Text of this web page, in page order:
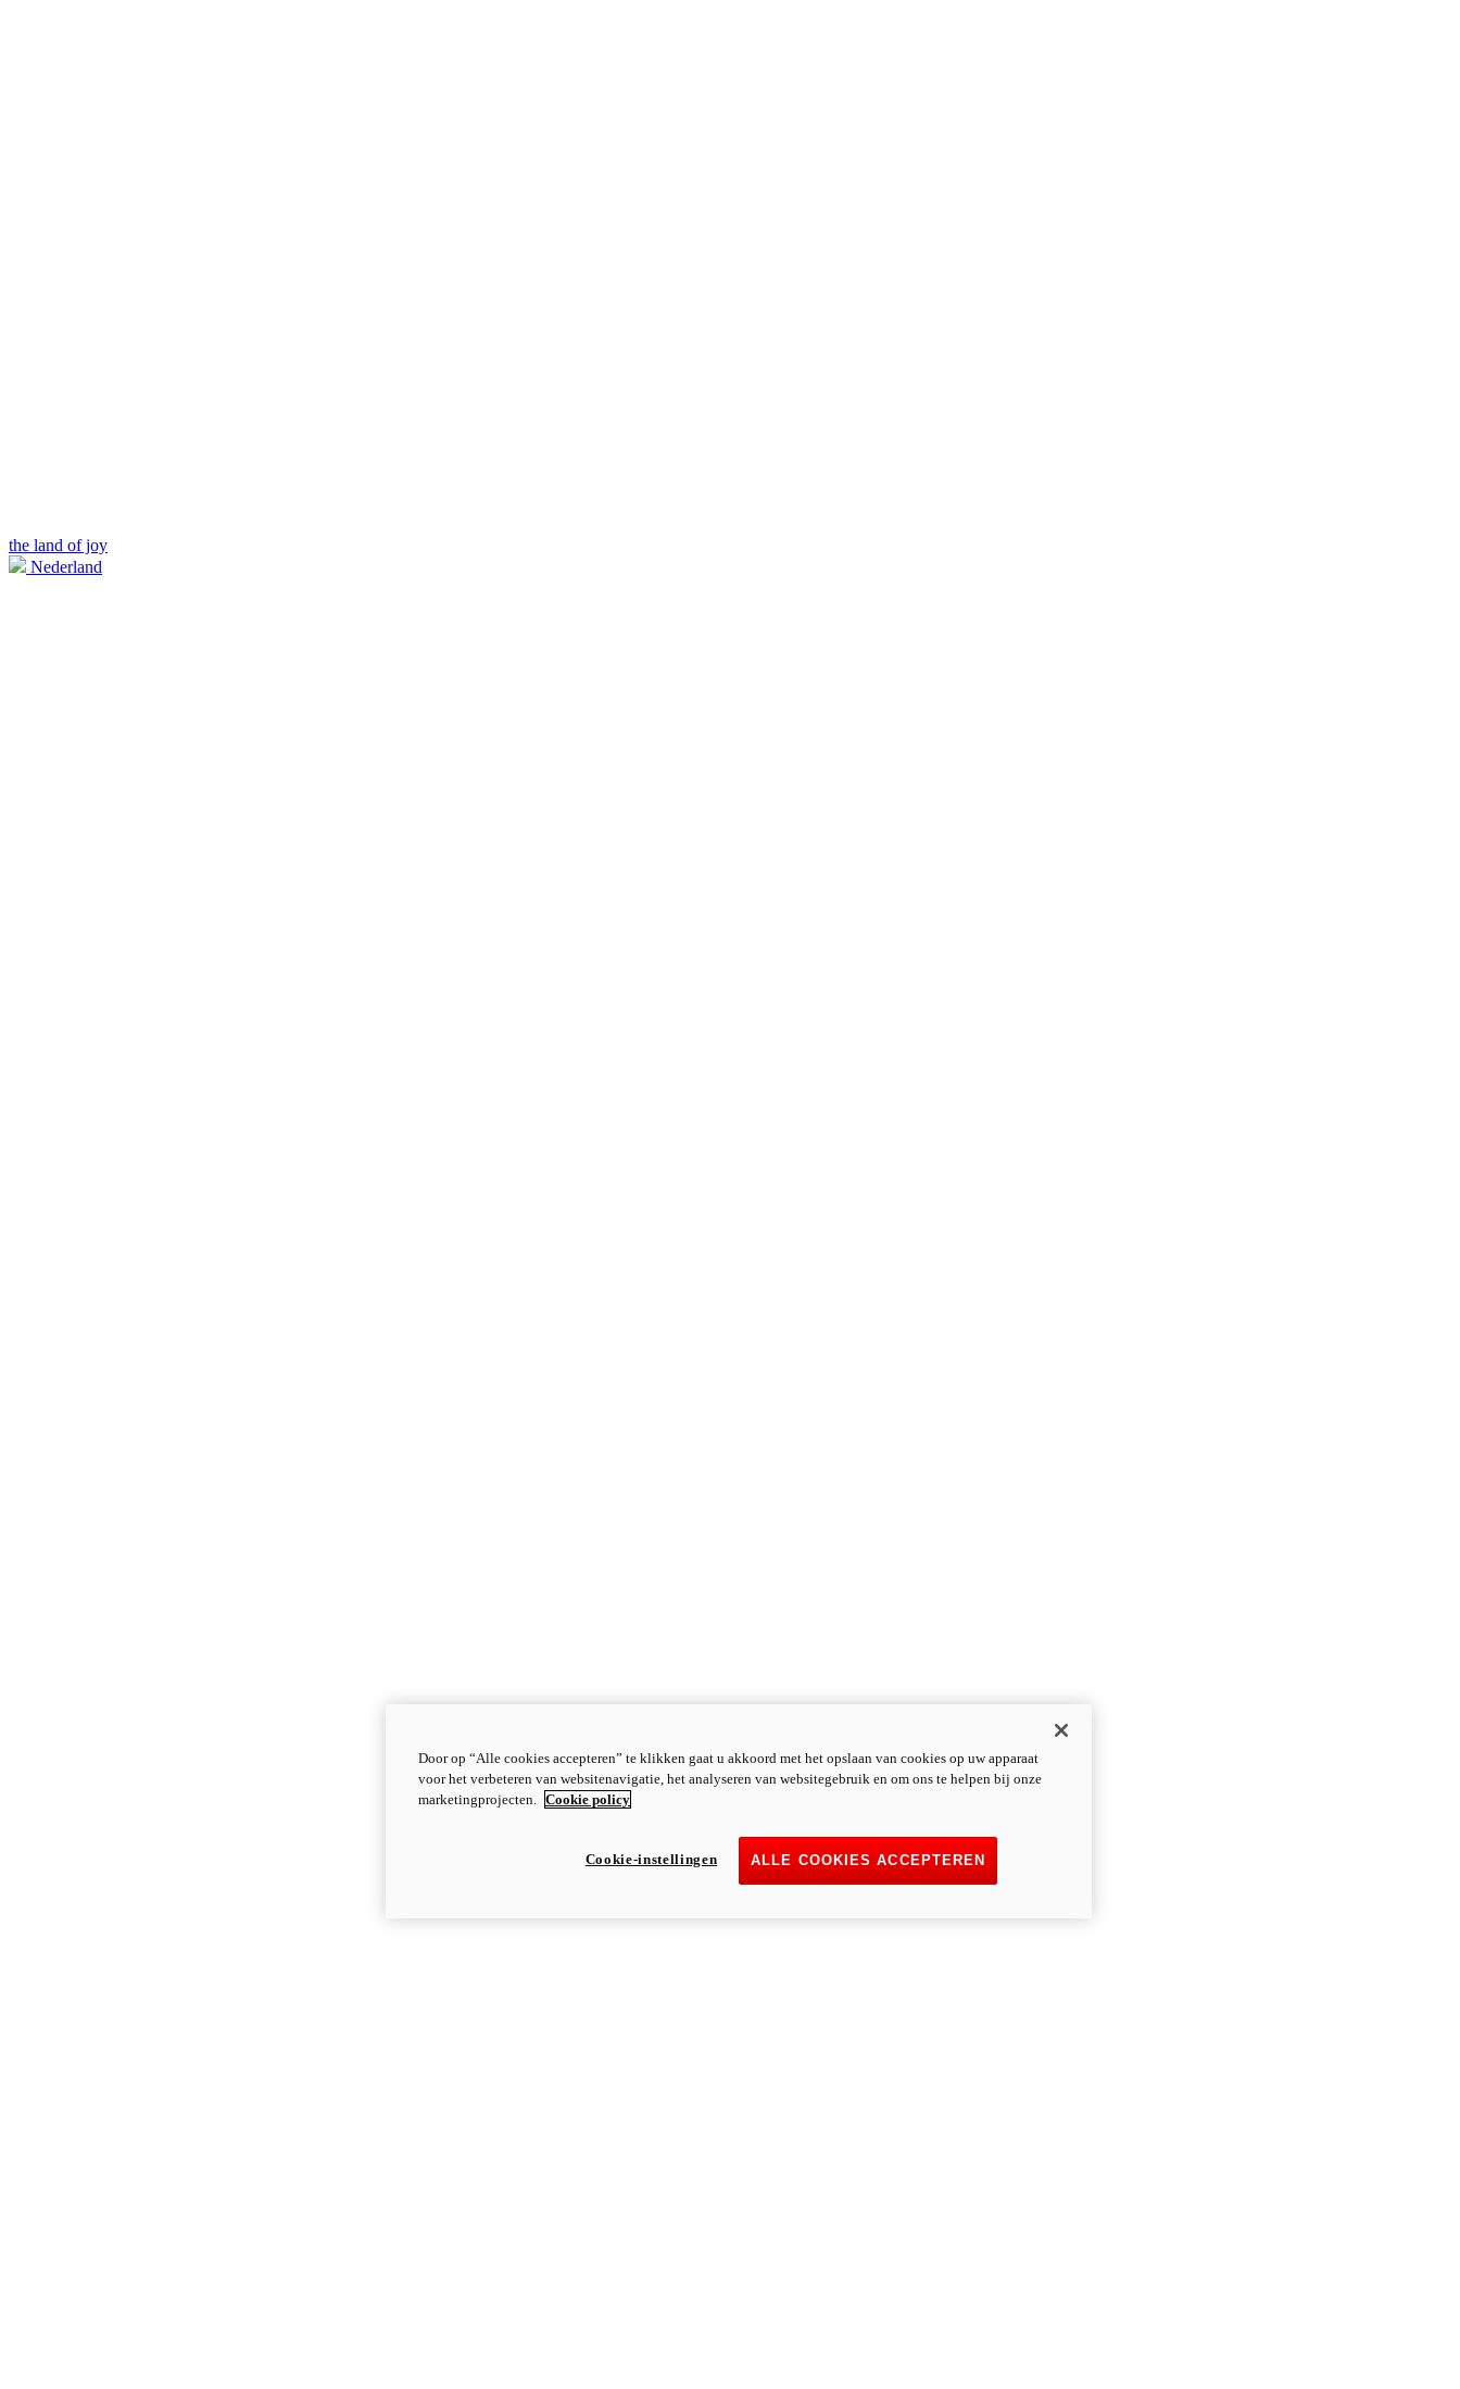
the land of joy
Nederland
Door op “Alle cookies accepteren” te klikken gaat u akkoord met het opslaan van cookies op uw apparaat
voor het verbeteren van websitenavigatie, het analyseren van websitegebruik en om ons te helpen bij onze
marketingprojecten. Cookie policy
ALLE COOKIES ACCEPTEREN
Cookie-instellingen